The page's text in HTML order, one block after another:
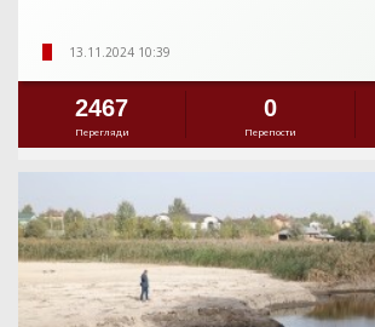
13.11.2024 10:39
2467
Перегляди
0
Перепости